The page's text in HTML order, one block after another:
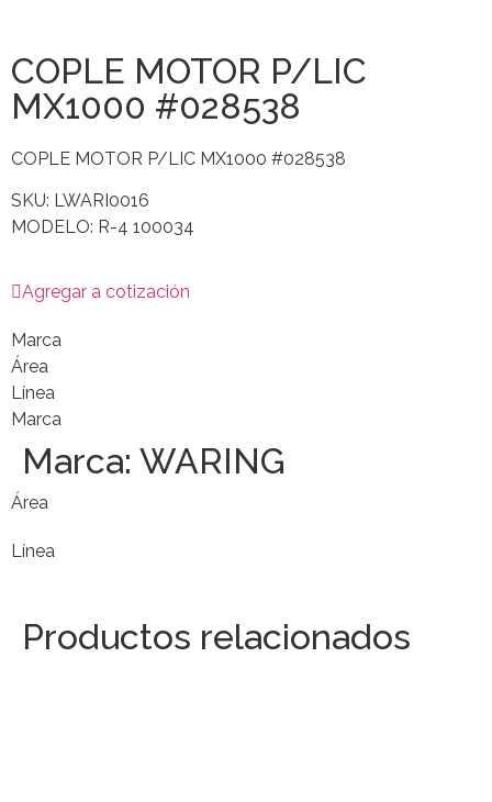
COPLE MOTOR P/LIC
MX1000 #028538
COPLE MOTOR P/LIC MX1000 #028538
SKU: LWARI0016
MODELO: R-4 100034
Agregar a cotización
Marca
Área
Línea
Marca
Marca: WARING
Área
Línea
Productos relacionados